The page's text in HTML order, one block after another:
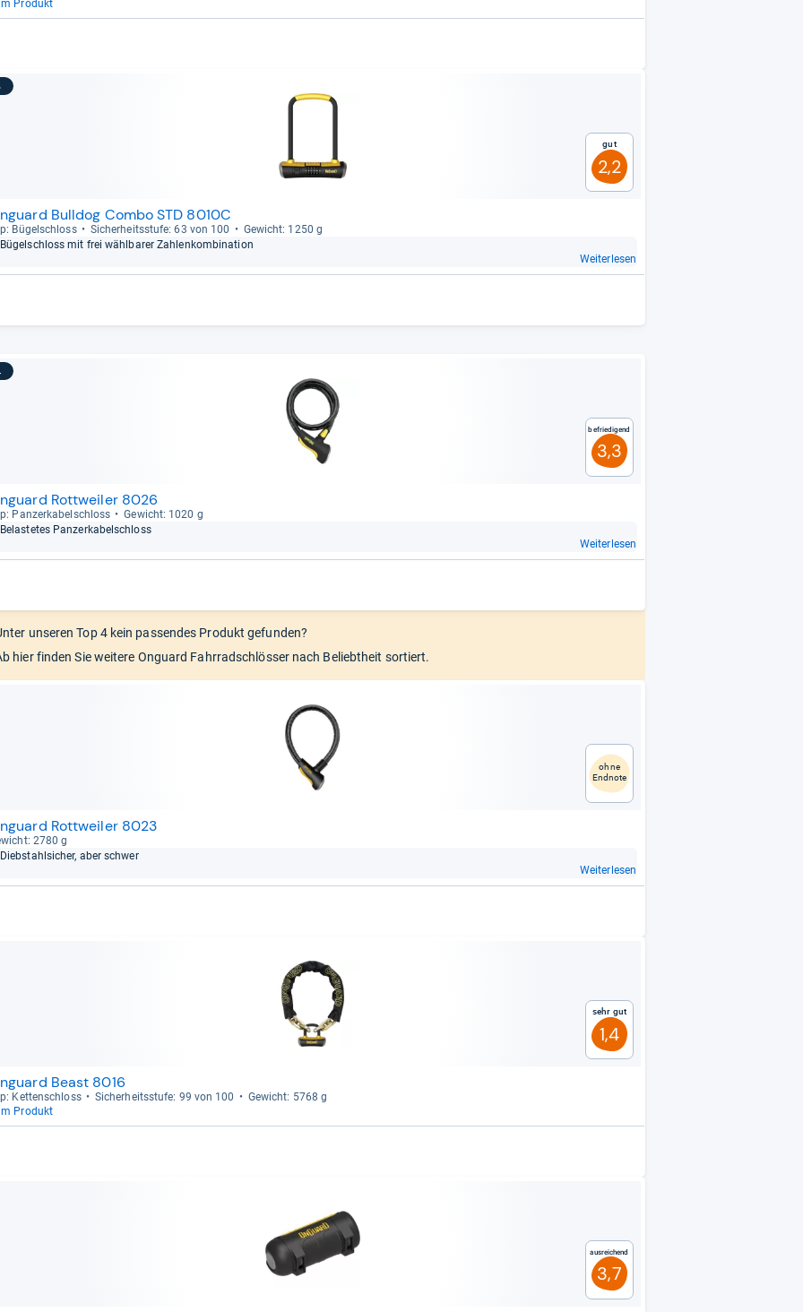
Produkt
Gut
2,2
Bulldog Combo STD 8010C
Bügel­schloss Sicher­heits­stufe: 63 von 100
Gewicht: 1250 g
Bügel­schloss mit frei wähl­ba­rer Zah­len­kom­bi­na­tion
Weiterlesen
Befriedigend
3,3
Rottweiler 8026
Pan­zer­ka­bel­schloss
Gewicht: 1020 g
Belas­te­tes Pan­zer­ka­bel­schloss
Weiterlesen
unseren Top 4 kein passendes Produkt gefunden?
hier finden Sie weitere Onguard Fahrradschlösser nach Beliebtheit sortiert.
ohne
Endnote
Rottweiler 8023
2780 g
Dieb­stahl­si­cher, aber schwer
Weiterlesen
Sehr gut
1,4
Beast 8016
Ket­ten­schloss Sicher­heits­stufe: 99 von 100
Gewicht: 5768 g
Produkt
Ausreichend
3,7